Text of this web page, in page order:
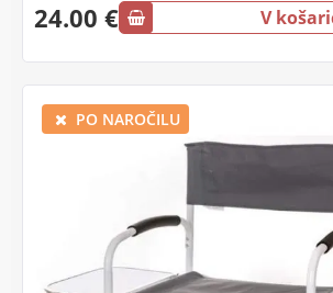
24.00 € V
PO NAROČILU